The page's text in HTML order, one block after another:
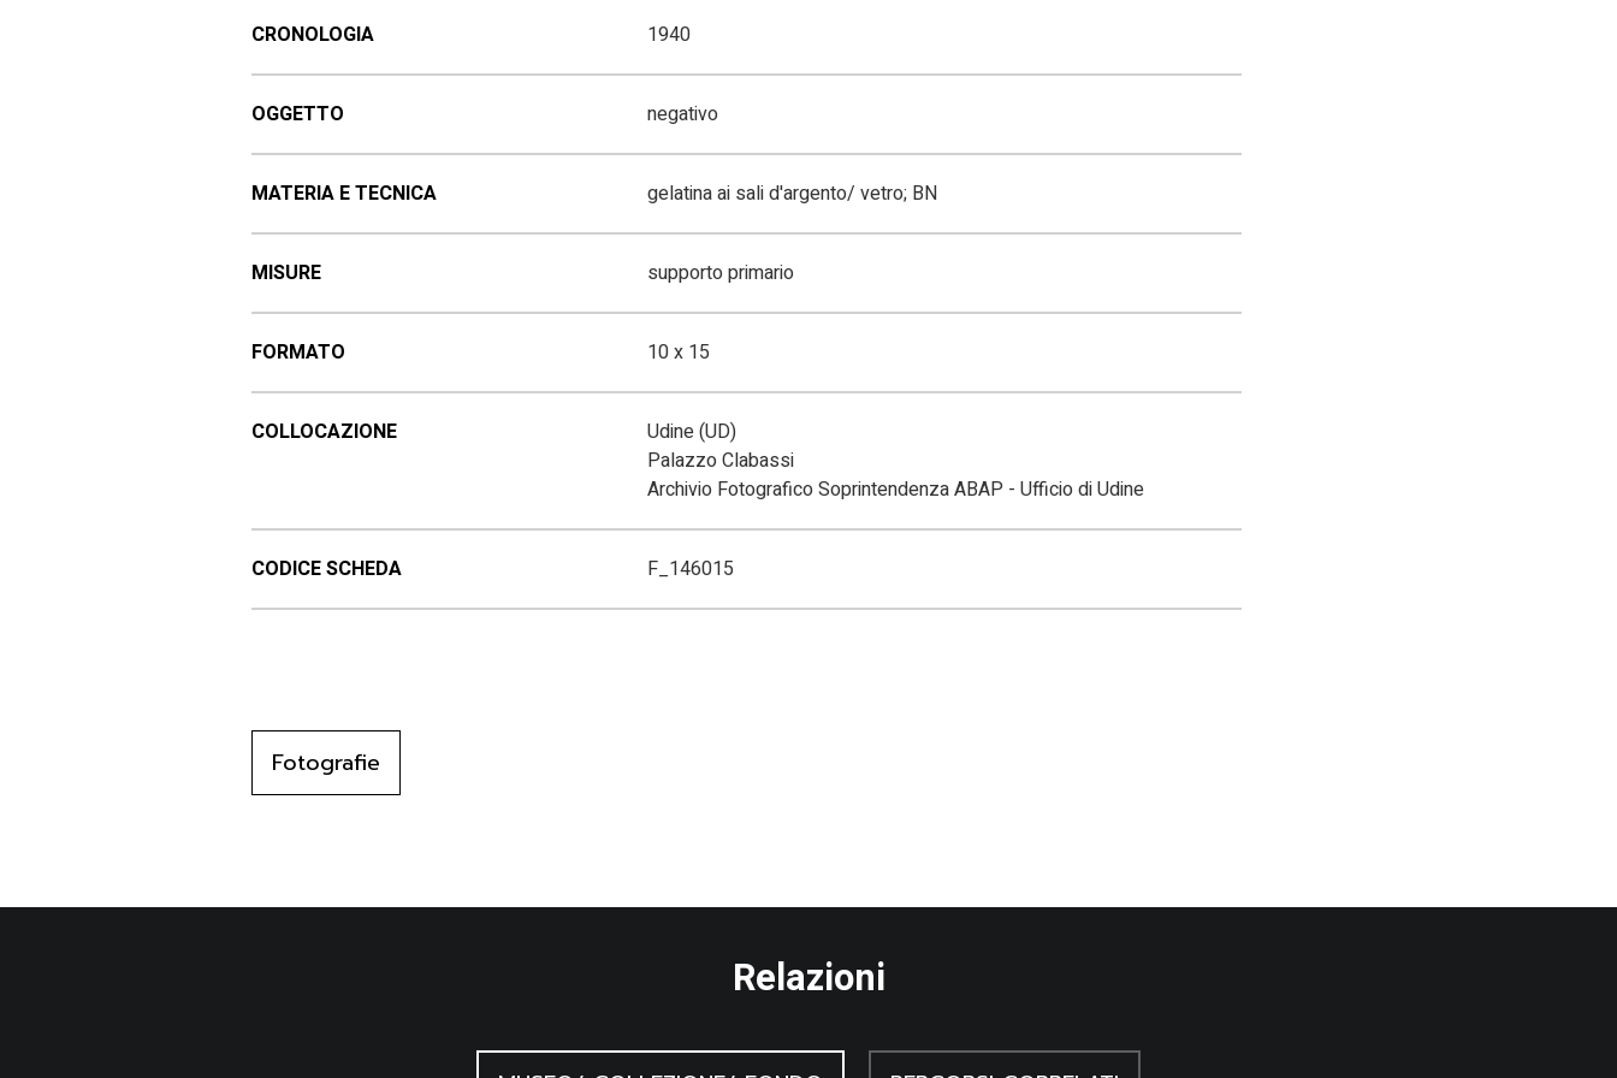
CRONOLOGIA 1940
OGGETTO negativo
MATERIA E TECNICA gelatina ai sali d'argento/ vetro; BN
MISURE supporto primario
FORMATO 10 x 15
COLLOCAZIONE
Udine (UD)
Palazzo Clabassi
Archivio Fotografico Soprintendenza ABAP - Ufficio di Udine
CODICE SCHEDA F_146015
Fotografie
Relazioni